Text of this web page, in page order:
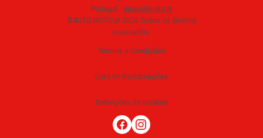
Portugal · apoio@moto.pt
©AUTO.MOTO.pt 2026 Todos os direitos
reservados.
Termos e Condições
Livro de Reclamações
Definições de cookies